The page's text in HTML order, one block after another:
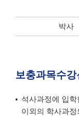
박사
보충과목수
석사과정에 입
이외의 학사과